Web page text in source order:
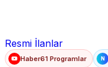
Resmi İlanlar
Haber61 Programlar N